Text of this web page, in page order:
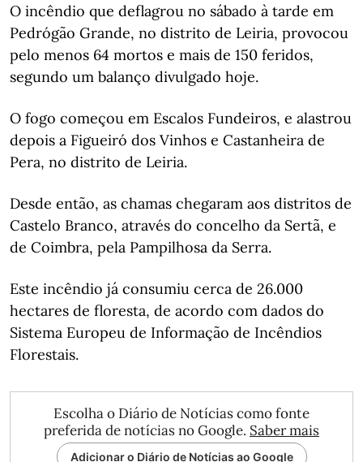
O incêndio que deflagrou no sábado à tarde em
Pedrógão Grande, no distrito de Leiria, provocou
pelo menos 64 mortos e mais de 150 feridos,
segundo um balanço divulgado hoje.
O fogo começou em Escalos Fundeiros, e alastrou
depois a Figueiró dos Vinhos e Castanheira de
Pera, no distrito de Leiria.
Desde então, as chamas chegaram aos distritos de
Castelo Branco, através do concelho da Sertã, e
de Coimbra, pela Pampilhosa da Serra.
Este incêndio já consumiu cerca de 26.000
hectares de floresta, de acordo com dados do
Sistema Europeu de Informação de Incêndios
Florestais.
Escolha o Diário de Notícias como fonte
preferida de notícias no Google. Saber mais
Adicionar o Diário de Notícias ao Google